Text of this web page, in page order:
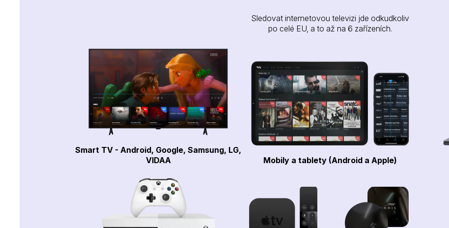
Sledovat internetovou televizi jde odkudkoliv
po celé EU, a to až na 6 zařízeních.
Smart TV - Android, Google, Samsung, LG,
VIDAA
Mobily a tablety (Android a Apple)